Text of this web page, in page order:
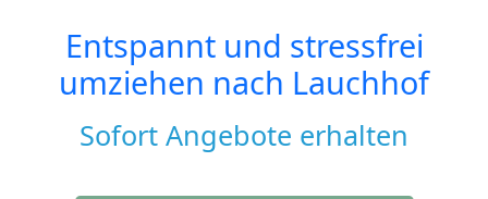
Entspannt und stressfrei
umziehen nach Lauchhof
Sofort Angebote erhalten